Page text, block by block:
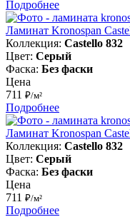
Подробнее
Ламинат Kronospan
Коллекция: Castello 832
Цвет: Серый
Фаска: Без фаски
Цена
711 ₽/м²
Подробнее
Ламинат Kronospan
Коллекция: Castello 832
Цвет: Серый
Фаска: Без фаски
Цена
711 ₽/м²
Подробнее